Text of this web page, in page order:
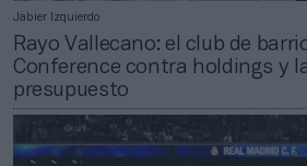
Jabier Izquierdo
Rayo Vallecano: el club de
Conference contra holdings y
presupuesto